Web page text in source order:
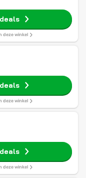
deze winkel
deze winkel
deze winkel